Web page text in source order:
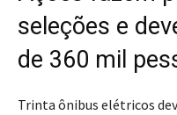
seleções e
de 360 mil
Trinta ônibus elétricos